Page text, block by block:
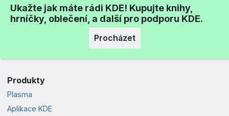
Ukažte jak máte rádi KDE! Kupujte knihy,
hrníčky, oblečení, a další pro podporu KDE.
Procházet
Produkty
Plasma
Aplikace KDE